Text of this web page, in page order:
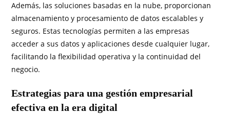
Además, las soluciones basadas en la nube, proporcionan
almacenamiento y procesamiento de datos escalables y
seguros. Estas tecnologías permiten a las empresas
acceder a sus datos y aplicaciones desde cualquier lugar,
facilitando la flexibilidad operativa y la continuidad del
negocio.
Estrategias para una gestión empresarial
efectiva en la era digital